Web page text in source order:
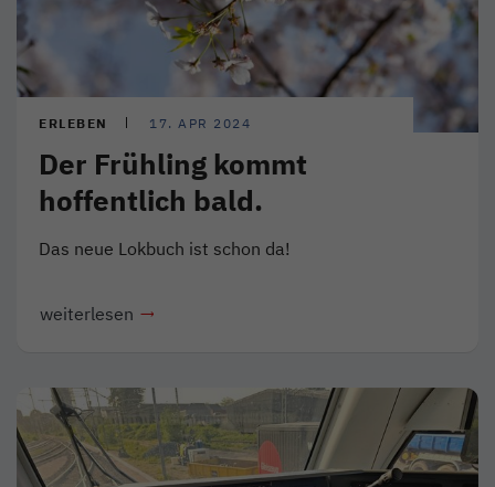
ERLEBEN 17. APR 2024
Der Frühling kommt
hoffentlich bald.
Das neue Lokbuch ist schon da!
weiterlesen